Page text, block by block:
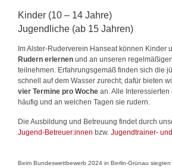
Kinder (10 – 14 Jahre)
Jugendliche (ab 15 Jahren)
Im Alster-Ruderverein Hanseat können Kinder
Rudern erlernen und an unseren regelmäßigen
teilnehmen. Erfahrungsgemäß finden sich die
schnell auf dem Wasser zurecht; dafür bieten
vier Termine pro Woche an. Alle
häufig und an welchen Tagen sie rudern.
Die Ausbildung und Betreuung findet durch
Jugend-Betreuer:innen bzw. Jugendtrainer-
Beim Bundeswettbewerb 2024 in Berlin-Grünau